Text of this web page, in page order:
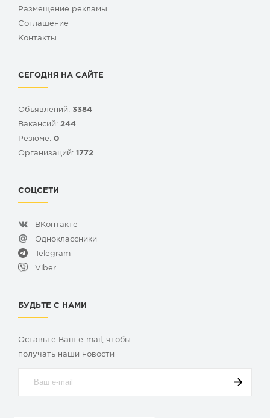
Размещение рекламы
Cоглашение
Контакты
СЕГОДНЯ НА САЙТЕ
Объявлений: 3384
Вакансий: 244
Резюме: 0
Организаций: 1772
СОЦСЕТИ
ВКонтакте
Одноклассники
Telegram
Viber
БУДЬТЕ С НАМИ
Оставьте Ваш e-mail, чтобы
получать наши новости